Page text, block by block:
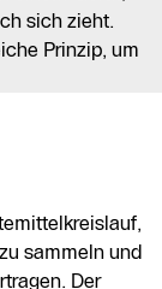
sich zieht.
Prinzip, um
sammeln und
Der